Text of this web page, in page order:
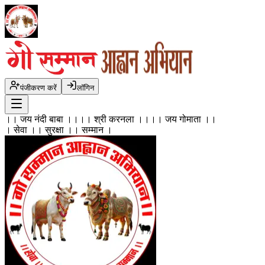
पंजीकरण करें लॉगिन
।। जय नंदी बाबा ।। ।। श्री करनला ।। ।। जय गोमाता ।।
। सेवा । । सुरक्षा । । सम्मान ।